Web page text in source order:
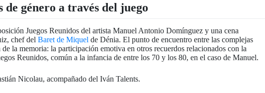
género a través del juego
Juegos Reunidos del artista Manuel Antonio Domínguez y una cena
chef del Baret de Miquel de Dénia. El punto de encuentro entre las complejas
la memoria: la participación emotiva en otros recuerdos relacionados con la
Reunidos, común a la infancia de entre los 70 y los 80, en el caso de Manuel.